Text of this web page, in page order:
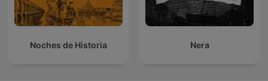
Noches de Historia Nera